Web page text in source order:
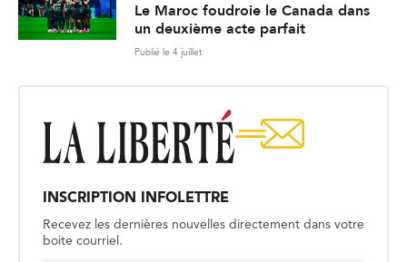
Le Maroc foudroie le Canada dans
un deuxième acte parfait
Publié le 4 juillet
INSCRIPTION INFOLETTRE
Recevez les dernières nouvelles directement dans votre
boite courriel.